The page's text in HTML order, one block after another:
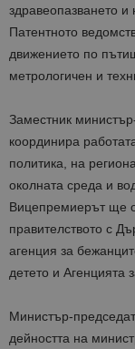
здравеопазването
Патентното
движението по
метрологичен и
Заместник
координира
политика, на
околната среда и
Вицепремиерът ще
правителството с
агенция за
детето и Агенцията
Министър-
дейността на